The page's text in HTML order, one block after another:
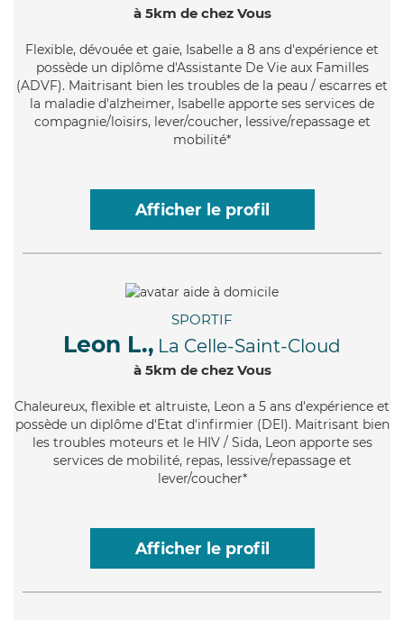
à 5km de chez Vous
Flexible, dévouée et gaie, Isabelle a 8 ans d'expérience et
possède un diplôme d'Assistante De Vie aux Familles
(ADVF). Maitrisant bien les troubles de la peau / escarres et
la maladie d'alzheimer, Isabelle apporte ses services de
compagnie/loisirs, lever/coucher, lessive/repassage et
mobilité*
Afficher le profil
SPORTIF
Leon L., La Celle-Saint-Cloud
à 5km de chez Vous
Chaleureux, flexible et altruiste, Leon a 5 ans d'expérience et
possède un diplôme d'Etat d'infirmier (DEI). Maitrisant bien
les troubles moteurs et le HIV / Sida, Leon apporte ses
services de mobilité, repas, lessive/repassage et
lever/coucher*
Afficher le profil